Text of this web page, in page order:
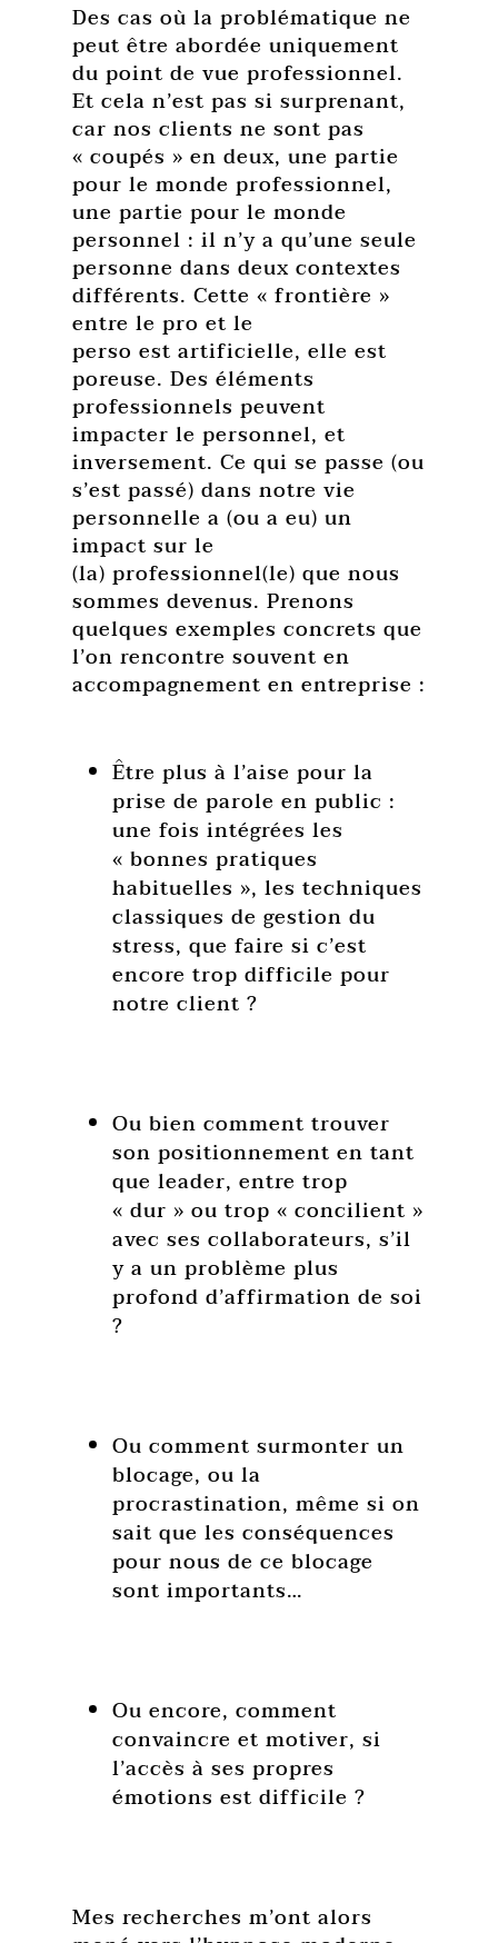
Des cas où la problématique ne
peut être abordée uniquement
du point de vue professionnel.
Et cela n’est pas si surprenant,
car nos clients ne sont pas
« coupés » en deux, une partie
pour le monde professionnel,
une partie pour le monde
personnel : il n’y a qu’une seule
personne dans deux contextes
différents. Cette « frontière »
entre le pro et le
perso est artificielle, elle est
poreuse. Des éléments
professionnels peuvent
impacter le personnel, et
inversement. Ce qui se passe (ou
s’est passé) dans notre vie
personnelle a (ou a eu) un
impact sur le
(la) professionnel(le) que nous
sommes devenus. Prenons
quelques exemples concrets que
l’on rencontre souvent en
accompagnement en entreprise :
Être plus à l’aise pour la
prise de parole en public :
une fois intégrées les
« bonnes pratiques
habituelles », les techniques
classiques de gestion du
stress, que faire si c’est
encore trop difficile pour
notre client ?
Ou bien comment trouver
son positionnement en tant
que leader, entre trop
« dur » ou trop « concilient »
avec ses collaborateurs, s’il
y a un problème plus
profond d’affirmation de soi
?
Ou comment surmonter un
blocage, ou la
procrastination, même si on
sait que les conséquences
pour nous de ce blocage
sont importants…
Ou encore, comment
convaincre et motiver, si
l’accès à ses propres
émotions est difficile ?
Mes recherches m’ont alors